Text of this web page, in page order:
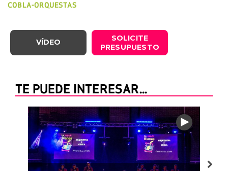
COBLA-ORQUESTAS
VÍDEO
SOLICITE
PRESUPUESTO
TE PUEDE INTERESAR...